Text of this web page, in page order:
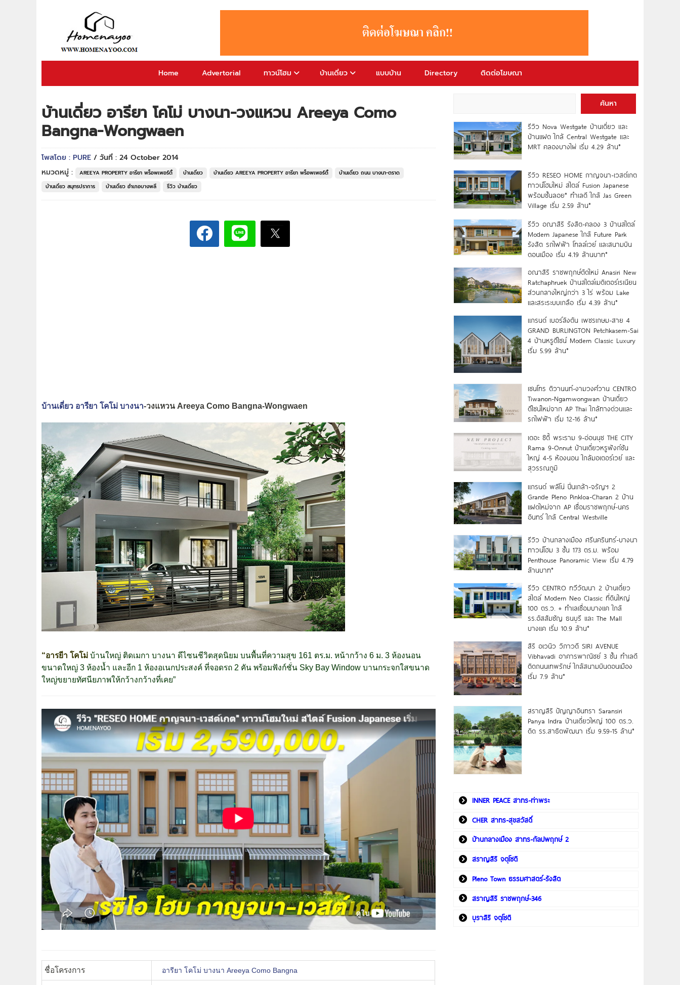
Home Advertorial ทาวน์โฮม บ้านเดี่ยว แบบบ้าน Directory ติดต่อโฆษณา
บ้านเดี่ยว อารียา โคโม่ บางนา-วงแหวน Areeya Como
Bangna-Wongwaen
โพสโดย : PURE / วันที่ : 24 October 2014
หมวดหมู่ :
AREEYA PROPERTY อารียา พร็อพเพอร์ตี้ บ้านเดี่ยว บ้านเดี่ยว AREEYA PROPERTY อารียา พร็อพเพอร์ตี้
บ้านเดี่ยว ถนน บางนา-ตราด
บ้านเดี่ยว สมุทรปราการ
บ้านเดี่ยว อำเภอบางพลี รีวิว บ้านเดี่ยว
บ้านเดี่ยว อารียา โคโม่ บางนา-วงแหวน Areeya Como Bangna-Wongwaen
“อารยีา โคโม่ บ้านใหญ่ ติดเมกา บางนา ดีไซนชีวิตสุดนิยม บนพื้นที่ความสุข 161 ตร.ม. หน้ากว้าง 6 ม. 3 ห้องนอน
ขนาดใหญ่ 3 ห้องน้ำ และอีก 1 ห้องอเนกประสงค์ ที่จอดรถ 2 คัน พร้อมฟังก์ชั่น Sky Bay Window บานกระจกใสขนาด
ใหญ่ขยายทัศนียภาพให้กว้างกว้างที่เคย”
ชื่อโครงการ อารียา โคโม่ บางนา Areeya Como Bangna
ค้นหา
รีวิว Nova Westgate บ้านเดี่ยว และ
บ้านแฝด ใกล้ Central Westgate และ
MRT คลองบางไผ่ เริ่ม 4.29 ล้าน*
รีวิว RESEO HOME กาญจนา-เวสต์เกต
ทาวน์โฮมใหม่ สไตล์ Fusion Japanese
พร้อมชั้นลอย* ทำเลดี ใกล้ Jas Green
Village เริ่ม 2.59 ล้าน*
รีวิว อณาสิริ รังสิต-คลอง 3 บ้านสไตล์
Modern Japanese ใกล้ Future Park
รังสิต รถไฟฟ้า โทลล์เวย์ และสนามบิน
ดอนเมือง เริ่ม 4.19 ล้านบาท*
อณาสิริ ราชพฤกษ์ตัดใหม่ Anasiri New
Ratchaphruek บ้านสไตล์เมดิเตอร์เรเนียน
ส่วนกลางใหญ่กว่า 3 ไร่ พร้อม Lake
และสระระบบเกลือ เริ่ม 4.39 ล้าน*
แกรนด์ เบอร์ลิงตัน เพชรเกษม-สาย 4
GRAND BURLINGTON Petchkasem-Sai
4 บ้านหรูดีไซน์ Modern Classic Luxury
เริ่ม 5.99 ล้าน*
เซนโทร ติวานนท์-งามวงศ์วาน CENTRO
Tiwanon-Ngamwongwan บ้านเดี่ยว
ดีไซน์ใหม่จาก AP Thai ใกล้ทางด่วนและ
รถไฟฟ้า เริ่ม 12-16 ล้าน*
เดอะ ซิตี้ พระราม 9-อ่อนนุช THE CITY
Rama 9-Onnut บ้านเดี่ยวหรูฟังก์ชัน
ใหญ่ 4-5 ห้องนอน ใกล้มอเตอร์เวย์ และ
สุวรรณภูมิ
แกรนด์ พลีโน่ ปิ่นเกล้า-จรัญฯ 2
Grande Pleno Pinkloa-Charan 2 บ้าน
แฝดใหม่จาก AP เชื่อมราชพฤกษ์-นคร
อินทร์ ใกล้ Central Westville
รีวิว บ้านกลางเมือง ศรีนครินทร์-บางนา
ทาวน์โฮม 3 ชั้น 173 ตร.ม. พร้อม
Penthouse Panoramic View เริ่ม 4.79
ล้านบาท*
รีวิว CENTRO ทวีวัฒนา 2 บ้านเดี่ยว
สไตล์ Modern Neo Classic ที่ดินใหญ่
100 ตร.ว. + ทำเลเชื่อมบางแค ใกล้
รร.อัสสัมชัญ ธนบุรี และ The Mall
บางแค เริ่ม 10.9 ล้าน*
สิริ อเวนิว วิภาวดี SIRI AVENUE
Vibhavadi อาคารพาณิชย์ 3 ชั้น ทำเลดี
ติดถนนเทพรักษ์ ใกล้สนามบินดอนเมือง
เริ่ม 7.9 ล้าน*
สราญสิริ ปัญญาอินทรา Saransiri
Panya Indra บ้านเดี่ยวใหญ่ 100 ตร.ว.
ดิด รร.สาธิตพัฒนา เริ่ม 9.59-15 ล้าน*
INNER PEACE สาทร-ท่าพระ
CHER สาทร-สุขสวัสดิ์
บ้านกลางเมือง สาทร-กัลปพฤกษ์ 2
สราญสิริ จตุโชติ
Pleno Town ธรรมศาสตร์-รังสิต
สราญสิริ ราชพฤกษ์-346
บุราสิริ จตุโชติ